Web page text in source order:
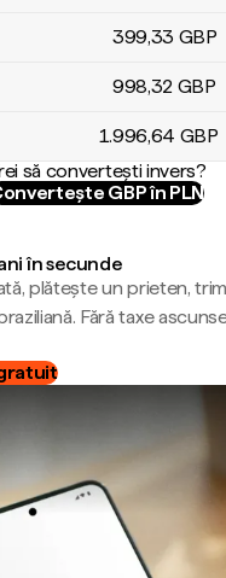
399,33 GBP
998,32 GBP
1.996,64 GBP
să convertești invers?
GBP în PLN
în secunde
plătește un prieten,
Fără taxe